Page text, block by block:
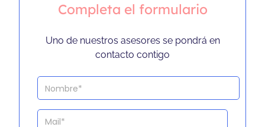
Completa el formulario
Uno de nuestros asesores se pondrá en
contacto contigo